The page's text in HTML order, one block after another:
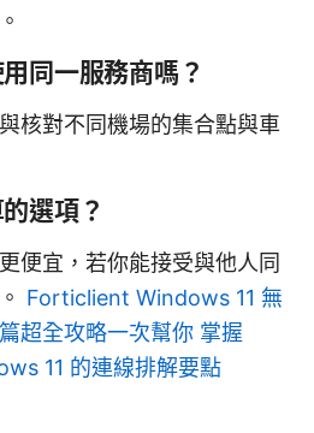
同一服務商嗎？
核對不同機場的集合點與車
選項？
便宜，若你能接受與他人同
Forticlient Windows 11 無
超全攻略一次幫你 掌握
11 的連線排解要點